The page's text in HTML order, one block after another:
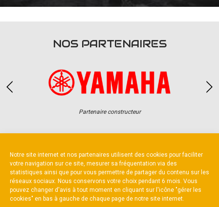
Notre site internet et nos partenaires utilisent des cookies pour faciliter
votre navigation sur ce site, mesurer sa fréquentation via des
statistiques ainsi que pour vous permettre de partager du contenu sur les
réseaux sociaux. Nous conservons votre choix pendant 6 mois. Vous
pouvez changer d'avis à tout moment en cliquant sur l'icône "gérer les
cookies" en bas à gauche de chaque page de notre site internet.
PARTENAIRES
les engagements
NOS PARTENAIRES
Partenaire constructeur
NOUS CONTACTER
MENTIONS LÉGALES
CHARTE DE CONFIDENTIALITÉ
POLITIQUE D’UTILISATION DES COOKIES
RÉALISÉ PAR L’AGENCE WEB A3 WEB